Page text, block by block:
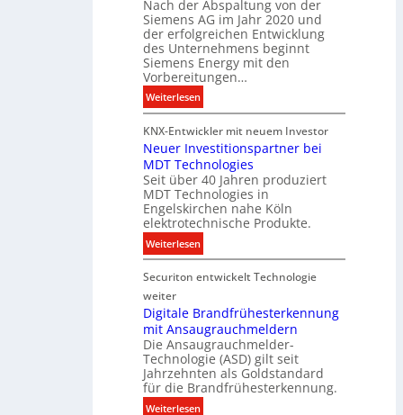
l
e
u
c
h
t
u
n
g
s
t
e
c
h
n
i
k
t
a
l
e
P
r
o
d
u
k
t
d
a
t
e
Nach der Abspaltung von der
Siemens AG im Jahr 2020 und
der erfolgreichen Entwicklung
des Unternehmens beginnt
Siemens Energy mit den
Vorbereitungen…
Weiterlesen:
S
i
e
m
e
n
s
E
n
r
y
w
i
r
d
KNX-Entwickler mit neuem Investor
Neuer Investitionspartner bei
MDT Technologies
Seit über 40 Jahren produziert
MDT Technologies in
Engelskirchen nahe Köln
elektrotechnische Produkte.
Weiterlesen:
N
e
e
r
I
n
v
e
Securiton entwickelt Technologie
weiter
Digitale Brandfrühesterkennung
mit Ansaugrauchmeldern
Die Ansaugrauchmelder-
Technologie (ASD) gilt seit
Jahrzehnten als Goldstandard
für die Brandfrühesterkennung.
Weiterlesen: